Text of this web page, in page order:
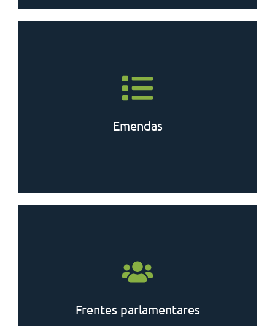
Saiba mais
Emendas
Saiba mais
Frentes parlamentares